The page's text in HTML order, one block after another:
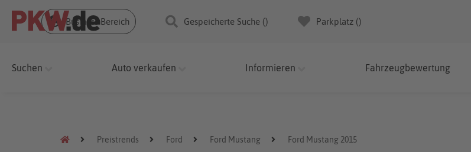
Business Bereich Gespeicherte Suche () Parkplatz ()
Suchen Auto verkaufen Informieren Fahrzeugbewertung
Preistrends Ford Ford Mustang Ford Mustang 2015